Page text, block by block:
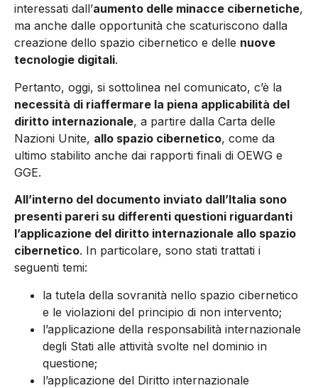
interessati dall’aumento delle minacce cibernetiche,
ma anche dalle opportunità che scaturiscono dalla
creazione dello spazio cibernetico e delle nuove
tecnologie digitali.
Pertanto, oggi, si sottolinea nel comunicato, c’è la
necessità di riaffermare la piena applicabilità del
diritto internazionale, a partire dalla Carta delle
Nazioni Unite, allo spazio cibernetico, come da
ultimo stabilito anche dai rapporti finali di OEWG e
GGE.
All’interno del documento inviato dall’Italia sono
presenti pareri su differenti questioni riguardanti
l’applicazione del diritto internazionale allo spazio
cibernetico. In particolare, sono stati trattati i
seguenti temi:
la tutela della sovranità nello spazio cibernetico
e le violazioni del principio di non intervento;
l’applicazione della responsabilità internazionale
degli Stati alle attività svolte nel dominio in
questione;
l’applicazione del Diritto internazionale